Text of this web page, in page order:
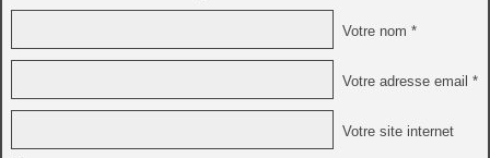
Votre nom *
Votre adresse email *
Votre site internet